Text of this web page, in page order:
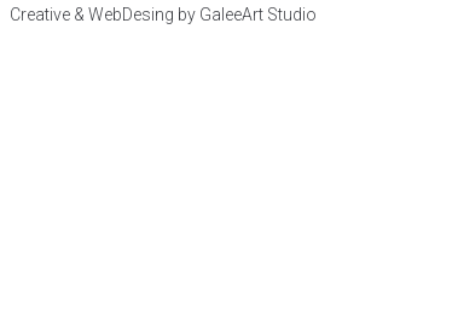
Creative & WebDesing by GaleeArt Studio